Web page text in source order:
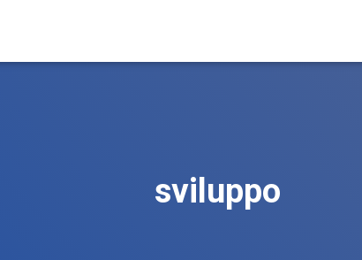
sviluppo